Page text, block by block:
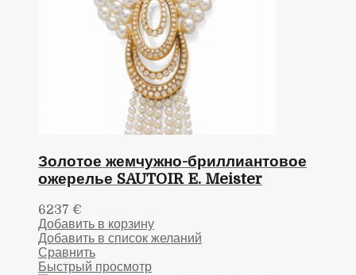
Золотое жемчужно-бриллиантовое
ожерелье SAUTOIR E. Meister
6237 €
Добавить в корзину
Добавить в список желаний
Сравнить
Быстрый просмотр